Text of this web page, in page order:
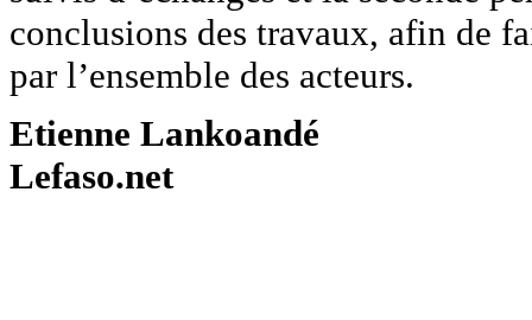
conclusions des travaux, afin de
par l’ensemble des acteurs.
Etienne Lankoandé
Lefaso.net